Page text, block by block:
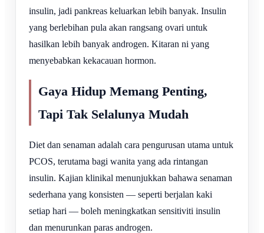
insulin, jadi pankreas keluarkan lebih banyak. Insulin
yang berlebihan pula akan rangsang ovari untuk
hasilkan lebih banyak androgen. Kitaran ni yang
menyebabkan kekacauan hormon.
Gaya Hidup Memang Penting,
Tapi Tak Selalunya Mudah
Diet dan senaman adalah cara pengurusan utama untuk
PCOS, terutama bagi wanita yang ada rintangan
insulin. Kajian klinikal menunjukkan bahawa senaman
sederhana yang konsisten — seperti berjalan kaki
setiap hari — boleh meningkatkan sensitiviti insulin
dan menurunkan paras androgen.